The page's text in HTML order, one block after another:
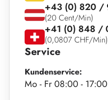
Service
Kundenservice:
Mo - Fr 08:00 -
+43 (0) 820 /
(20 Cent/Min)
+41 (0) 848 /
(0,0807 CHF/Min)